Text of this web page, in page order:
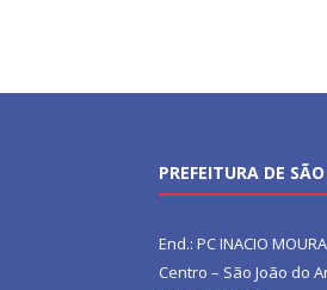
PREFEITURA DE
End.: PC INACIO MOURA
Centro – São João do